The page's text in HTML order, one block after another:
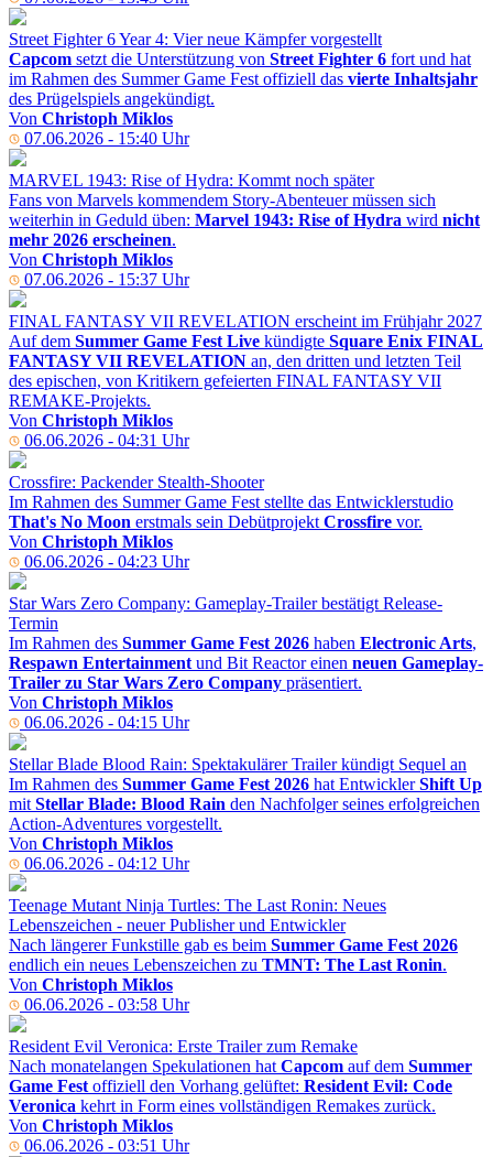
Street Fighter 6 Year 4: Vier neue Kämpfer vorgestellt
Capcom setzt die Unterstützung von Street Fighter 6 fort und hat
im Rahmen des Summer Game Fest offiziell das vierte Inhaltsjahr
des Prügelspiels angekündigt.
Von Christoph Miklos
07.06.2026 - 15:40 Uhr
MARVEL 1943: Rise of Hydra: Kommt noch später
Fans von Marvels kommendem Story-Abenteuer müssen sich
weiterhin in Geduld üben: Marvel 1943: Rise of Hydra wird nicht
mehr 2026 erscheinen.
Von Christoph Miklos
07.06.2026 - 15:37 Uhr
FINAL FANTASY VII REVELATION erscheint im Frühjahr 2027
Auf dem Summer Game Fest Live kündigte Square Enix FINAL
FANTASY VII REVELATION an, den dritten und letzten Teil
des epischen, von Kritikern gefeierten FINAL FANTASY VII
REMAKE-Projekts.
Von Christoph Miklos
06.06.2026 - 04:31 Uhr
Crossfire: Packender Stealth-Shooter
Im Rahmen des Summer Game Fest stellte das Entwicklerstudio
That's No Moon erstmals sein Debütprojekt Crossfire vor.
Von Christoph Miklos
06.06.2026 - 04:23 Uhr
Star Wars Zero Company: Gameplay-Trailer bestätigt Release-
Termin
Im Rahmen des Summer Game Fest 2026 haben Electronic Arts,
Respawn Entertainment und Bit Reactor einen neuen Gameplay-
Trailer zu Star Wars Zero Company präsentiert.
Von Christoph Miklos
06.06.2026 - 04:15 Uhr
Stellar Blade Blood Rain: Spektakulärer Trailer kündigt Sequel an
Im Rahmen des Summer Game Fest 2026 hat EntwicklerShift Up
mit Stellar Blade: Blood Rain den Nachfolger seines erfolgreichen
Action-Adventures vorgestellt.
Von Christoph Miklos
06.06.2026 - 04:12 Uhr
Teenage Mutant Ninja Turtles: The Last Ronin: Neues
Lebenszeichen - neuer Publisher und Entwickler
Nach längerer Funkstille gab es beim Summer Game Fest 2026
endlich ein neues Lebenszeichen zu TMNT: The Last Ronin.
Von Christoph Miklos
06.06.2026 - 03:58 Uhr
Resident Evil Veronica: Erste Trailer zum Remake
Nach monatelangen Spekulationen hat Capcom auf dem Summer
Game Fest offiziell den Vorhang gelüftet: Resident Evil: Code
Veronica kehrt in Form eines vollständigen Remakes zurück.
Von Christoph Miklos
06.06.2026 - 03:51 Uhr